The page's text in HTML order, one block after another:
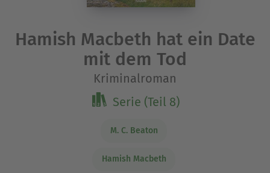
Hamish Macbeth hat ein Date
mit dem Tod
Kriminalroman
Serie (Teil 8)
M. C. Beaton
Hamish Macbeth